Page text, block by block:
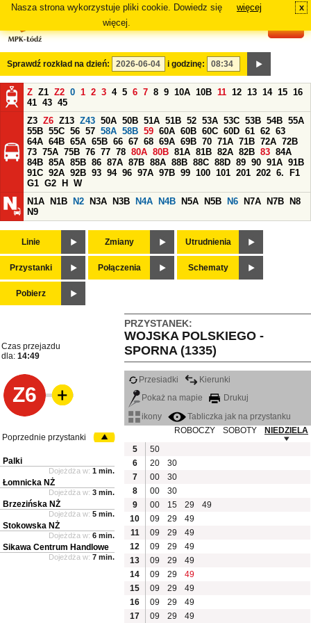
Nasza strona wykorzystuje pliki cookie. Dowiedz się
więcej.
więcej x
Sprawdź rozkład na dzień: i godzinę:
Z Z1 Z2 0 1 2 3 4 5 6 7 8 9 10A 10B 11 12 13 14 15 16
41 43 45
Z3 Z6 Z13 Z43 50A 50B 51A 51B 52 53A 53C 53B 54B 55A
55B 55C 56 57 58A 58B 59 60A 60B 60C 60D 61 62 63
64A 64B 65A 65B 66 67 68 69A 69B 70 71A 71B 72A 72B
73 75A 75B 76 77 78 80A 80B 81A 81B 82A 82B 83 84A
84B 85A 85B 86 87A 87B 88A 88B 88C 88D 89 90 91A 91B
91C 92A 92B 93 94 96 97A 97B 99 100 101 201 202 6.
F1
G1 G2 H
W
N1A
N1B N2 N3A N3B N4A N4B N5A N5B N6 N7A N7B
N8
N9
Linie Zmiany Utrudnienia
Przystanki Połączenia Schematy
Pobierz
PRZYSTANEK:
WOJSKA POLSKIEGO -
SPORNA (1335)
Czas przejazdu
dla: 14:49
Z6
Przesiadki
Kierunki
Pokaż na mapie
Drukuj
ikony
Tabliczka jak na przystanku
ROBOCZY
SOBOTY
NIEDZIELA
5
50
6
20
30
7
00
30
8
00
30
9
00 15 29
49
10
09 29
49
11
09 29
49
12
09 29
49
13
09 29
49
14
09 29
49
15
09 29
49
16
09 29
49
17
09 29 49
Poprzednie przystanki
Palki
Dojeżdża w: 1 min.
Łomnicka NŻ
Dojeżdża w: 3 min.
Brzezińska NŻ
Dojeżdża w: 5 min.
Stokowska NŻ
Dojeżdża w: 6 min.
Sikawa Centrum Handlowe
Dojeżdża w: 7 min.